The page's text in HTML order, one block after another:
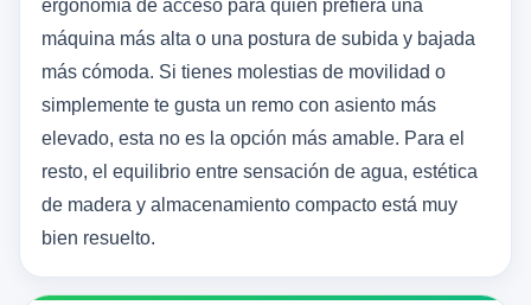
ergonomía de acceso para quien prefiera una
máquina más alta o una postura de subida y bajada
más cómoda. Si tienes molestias de movilidad o
simplemente te gusta un remo con asiento más
elevado, esta no es la opción más amable. Para el
resto, el equilibrio entre sensación de agua, estética
de madera y almacenamiento compacto está muy
bien resuelto.